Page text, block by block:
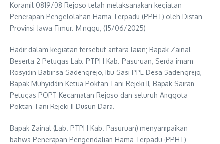
Koramil 0819/08 Rejoso telah melaksanakan kegiatan
Penerapan Pengelolahan Hama Terpadu (PPHT) oleh Distan
Provinsi Jawa Timur. Minggu, (15/06/2025)
Hadir dalam kegiatan tersebut antara laian; Bapak Zainal
Beserta 2 Petugas Lab. PTPH Kab. Pasuruan, Serda imam
Rosyidin Babinsa Sadengrejo, Ibu Sasi PPL Desa Sadengrejo,
Bapak Muhyiddin Ketua Poktan Tani Rejeki II, Bapak Sairan
Petugas POPT Kecamatan Rejoso dan seluruh Anggota
Poktan Tani Rejeki II Dusun Dara.
Bapak Zainal (Lab. PTPH Kab. Pasuruan) menyampaikan
bahwa Penerapan Pengendalian Hama Terpadu (PPHT)